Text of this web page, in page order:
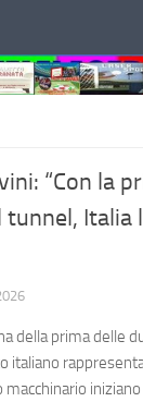
“Con la
tunnel, Italia
della prima delle
italiano